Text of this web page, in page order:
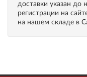
доставки указан до
регистрации на
на нашем складе в